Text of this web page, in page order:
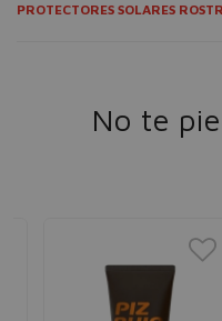
PROTECTORES SOLARES
No te